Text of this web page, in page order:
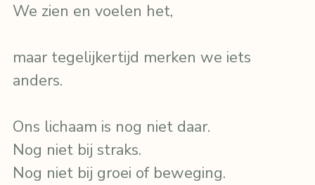
We zien en voelen het,
maar tegelijkertijd merken we iets
anders.
Ons lichaam is nog niet daar.
Nog niet bij straks.
Nog niet bij groei of beweging.